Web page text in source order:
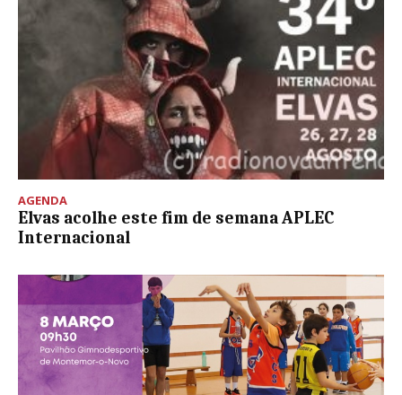
AGENDA
Elvas acolhe este fim de semana APLEC
Internacional